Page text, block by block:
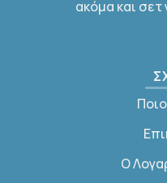
ακόμα και σετ
Ο